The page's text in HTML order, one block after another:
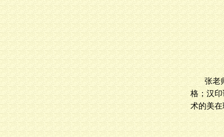
张老
格；汉
术的美